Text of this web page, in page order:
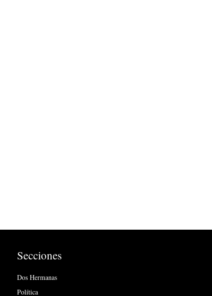
Secciones
Dos Hermanas
Política